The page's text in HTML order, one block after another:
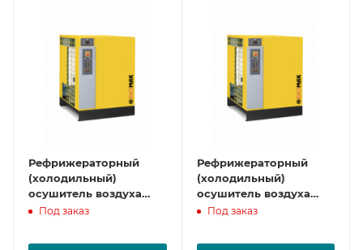
Рефрижераторный
(холодильный)
осушитель воздуха
CAD 170
Под заказ
Рефрижераторный
(холодильный)
осушитель воздуха
CAD 200
Под заказ